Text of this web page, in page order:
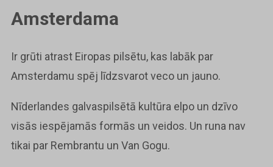
Amsterdama
Ir grūti atrast Eiropas pilsētu, kas labāk par
Amsterdamu spēj līdzsvarot veco un jauno.
Nīderlandes galvaspilsētā kultūra elpo un dzīvo
visās iespējamās formās un veidos. Un runa nav
tikai par Rembrantu un Van Gogu.